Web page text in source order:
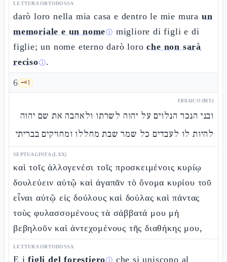
LETTURA ORTODOSSA
darò loro nella mia casa e dentro le mie mura un
memoriale e un nomeⓘ migliore di figli e di
figlie; un nome eterno darò loroche non sarà
recisoⓘ.
6 🗝️1
EBRAICO (MT)
ובני הנכר הנלוים על יהוה לשרתו ולאהבה את שם יהוה
להיות לו לעבדים כל שמר שבת מחללו ומחזיקים בבריתי
SEPTUAGINTA (LXX)
καὶ τοῖς ἀλλογενέσι τοῖς προσκειμένοις κυρίῳ
δουλεύειν αὐτῷ καὶ ἀγαπᾶν τὸ ὄνομα κυρίου τοῦ
εἶναι αὐτῷ εἰς δούλους καὶ δούλας καὶ πάντας
τοὺς φυλασσομένους τὰ σάββατά μου μὴ
βεβηλοῦν καὶ ἀντεχομένους τῆς διαθήκης μου,
LETTURA ORTODOSSA
E ifigli del forestieroⓘ che si uniscono al